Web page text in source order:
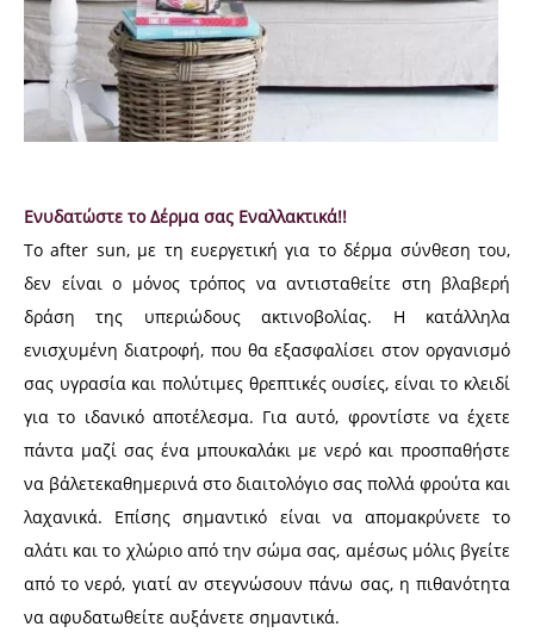
Ενυδατώστε το Δέρμα σας Εναλλακτικά!!
Το after sun, με τη ευεργετική για το δέρμα σύνθεση του,
δεν είναι ο μόνος τρόπος να αντισταθείτε στη βλαβερή
δράση της υπεριώδους ακτινοβολίας. Η κατάλληλα
ενισχυμένη διατροφή, που θα εξασφαλίσει στον οργανισμό
σας υγρασία και πολύτιμες θρεπτικές ουσίες, είναι το κλειδί
για το ιδανικό αποτέλεσμα. Για αυτό, φροντίστε να έχετε
πάντα μαζί σας ένα μπουκαλάκι με νερό και προσπαθήστε
να βάλετεκαθημερινά στο διαιτολόγιο σας πολλά φρούτα και
λαχανικά. Επίσης σημαντικό είναι να απομακρύνετε το
αλάτι και το χλώριο από την σώμα σας, αμέσως μόλις βγείτε
από το νερό, γιατί αν στεγνώσουν πάνω σας, η πιθανότητα
να αφυδατωθείτε αυξάνετε σημαντικά.